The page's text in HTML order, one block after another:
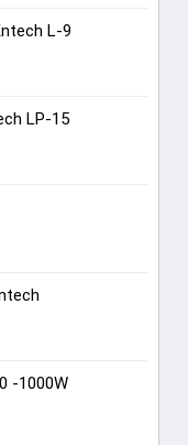
L-9
LP-15
-1000W